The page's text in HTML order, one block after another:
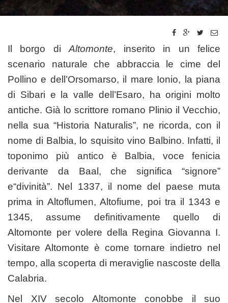
Il borgo diAltomonte, inserito in un felice
scenario naturale che abbraccia le cime del
Pollino e dell’Orsomarso, il mare Ionio, la piana
di Sibari e la valle dell’Esaro, ha origini molto
antiche. Già lo scrittore romano Plinio il Vecchio,
nella sua “Historia Naturalis”, ne ricorda, con il
nome di Balbia, lo squisito vino Balbino. Infatti, il
toponimo più antico è Balbia, voce fenicia
derivante da Baal, che significa “signore”
e“divinità”. Nel 1337, il nome del paese muta
prima in Altoflumen, Altofiume, poi tra il 1343 e
1345, assume definitivamente quello di
Altomonte per volere della Regina Giovanna I.
Visitare Altomonte è come tornare indietro nel
tempo, alla scoperta di meraviglie nascoste della
Calabria.
Nel XIV secolo Altomonte conobbe il suo